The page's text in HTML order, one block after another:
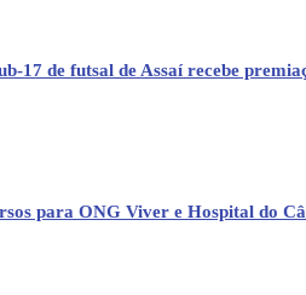
17 de futsal de Assaí recebe
para ONG Viver e Hospital do